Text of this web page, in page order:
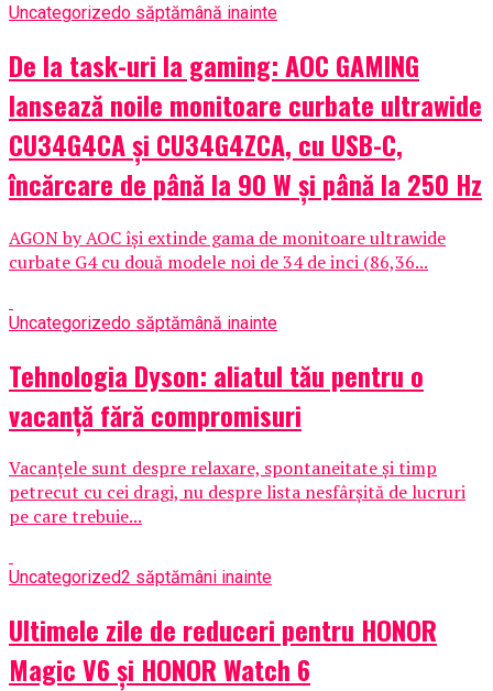
Uncategorizedo săptămână inainte
De la task-uri la gaming: AOC GAMING
lansează noile monitoare curbate ultrawide
CU34G4CA și CU34G4ZCA, cu USB-C,
încărcare de până la 90 W și până la 250 Hz
AGON by AOC își extinde gama de monitoare ultrawide
curbate G4 cu două modele noi de 34 de inci (86,36...
Uncategorizedo săptămână inainte
Tehnologia Dyson: aliatul tău pentru o
vacanță fără compromisuri
Vacanțele sunt despre relaxare, spontaneitate și timp
petrecut cu cei dragi, nu despre lista nesfârșită de lucruri
pe care trebuie...
Uncategorized2 săptămâni inainte
Ultimele zile de reduceri pentru HONOR
Magic V6 și HONOR Watch 6